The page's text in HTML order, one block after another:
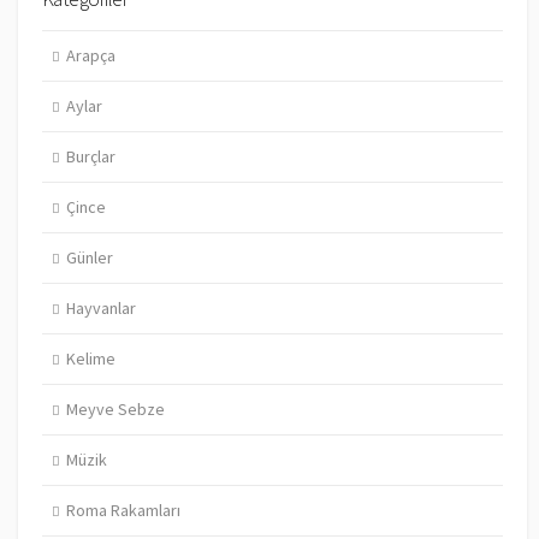
Arapça
Aylar
Burçlar
Çince
Günler
Hayvanlar
Kelime
Meyve Sebze
Müzik
Roma Rakamları